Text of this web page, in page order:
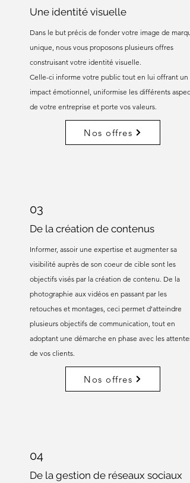
Une identité visuelle
Dans le but précis de fonder votre image de
unique, nous vous proposons plusieurs offres
construisant votre identité visuelle.
Celle-ci informe votre public tout en lui offrant un
impact émotionnel, uniformise les différents
de votre entreprise et porte vos valeurs.
Nos offres
03
De la création de contenus
Informer, assoir une expertise et augmenter sa
visibilité auprès de son coeur de cible sont les
objectifs visés par la création de contenu. De la
photographie aux vidéos en passant par les
retouches et montages, ceci permet d'atteindre
plusieurs objectifs de communication, tout en
adoptant une démarche en phase avec les attentes
de vos clients.
Nos offres
04
De la gestion de réseaux sociaux